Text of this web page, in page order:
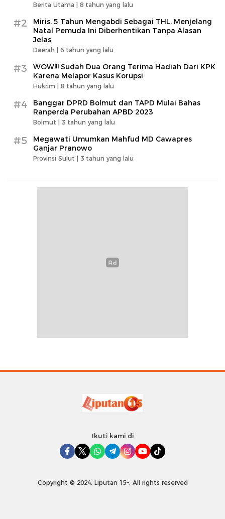
Berita Utama | 8 tahun yang lalu
#2
Miris, 5 Tahun Mengabdi Sebagai THL, Menjelang
Natal Pemuda Ini Diberhentikan Tanpa Alasan
Jelas
Daerah | 6 tahun yang lalu
#3
WOW!!! Sudah Dua Orang Terima Hadiah Dari KPK
Karena Melapor Kasus Korupsi
Hukrim | 8 tahun yang lalu
#4
Banggar DPRD Bolmut dan TAPD Mulai Bahas
Ranperda Perubahan APBD 2023
Bolmut | 3 tahun yang lalu
#5
Megawati Umumkan Mahfud MD Cawapres
Ganjar Pranowo
Provinsi Sulut | 3 tahun yang lalu
Ikuti kami di
Copyright © 2024. Liputan 15–. All rights reserved